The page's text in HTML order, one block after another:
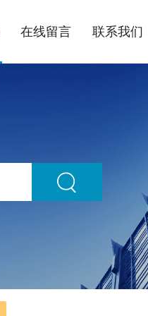
在线留言 联系我们